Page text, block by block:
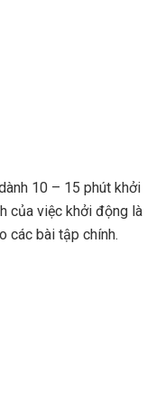
10 – 15 phút khởi
của việc khởi động là
các bài tập chính.